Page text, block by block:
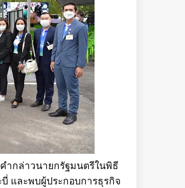
ำกล่าวนายกรัฐมนตรีในพิธี
และพบผู้ประกอบการธุรกิจ